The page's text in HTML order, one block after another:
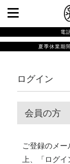
電
夏季休業期
ログイン
会員の方
ご登録のメ
上、「ログ